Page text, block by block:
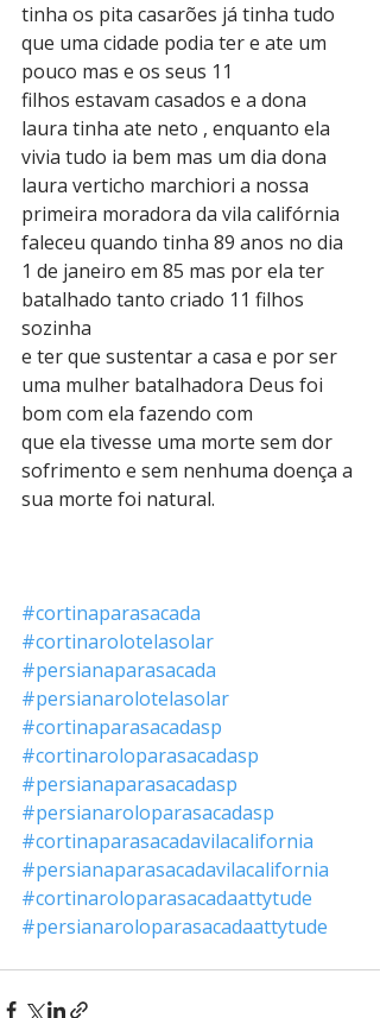
tinha os pita casarões já tinha tudo
que uma cidade podia ter e ate um
pouco mas e os seus 11
filhos estavam casados e a dona
laura tinha ate neto , enquanto ela
vivia tudo ia bem mas um dia dona
laura verticho marchiori a nossa
primeira moradora da vila califórnia
faleceu quando tinha 89 anos no dia
1 de janeiro em 85 mas por ela ter
batalhado tanto criado 11 filhos
sozinha
e ter que sustentar a casa e por ser
uma mulher batalhadora Deus foi
bom com ela fazendo com
que ela tivesse uma morte sem dor
sofrimento e sem nenhuma doença a
sua morte foi natural.
#cortinaparasacada
#cortinarolotelasolar
#persianaparasacada
#persianarolotelasolar
#cortinaparasacadasp
#cortinaroloparasacadasp
#persianaparasacadasp
#persianaroloparasacadasp
#cortinaparasacadavilacalifornia
#persianaparasacadavilacalifornia
#cortinaroloparasacadaattytude
#persianaroloparasacadaattytude